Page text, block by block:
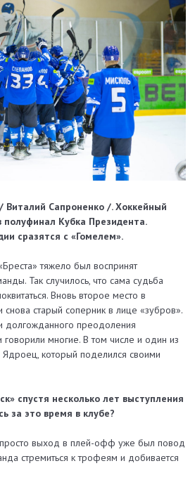
Виталий Сапроненко /.Хоккейный
полуфинал Кубка Президента.
сразятся с «Гомелем».
тяжело был воспринят
Так случилось, что сама судьба
Вновь второе место в
старый соперник в лице «зубров».
долгожданного преодоления
говорили многие. В том числе и один из
который поделился своими
спустя несколько лет выступления
за это время в клубе?
выход в плей-офф уже был повод
стремиться к трофеям и добивается